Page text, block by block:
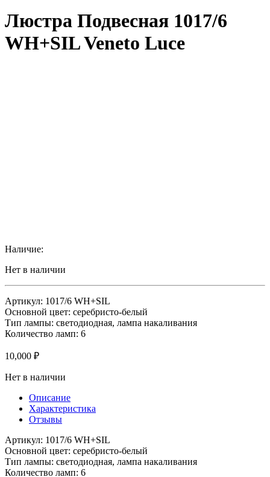
Люстра Подвесная 1017/6
WH+SIL Veneto Luce
Наличие:
Нет в наличии
Артикул: 1017/6 WH+SIL
Основной цвет: серебристо-белый
Тип лампы: светодиодная, лампа накаливания
Количество ламп: 6
10,000 ₽
Нет в наличии
Описание
Характеристика
Отзывы
Артикул: 1017/6 WH+SIL
Основной цвет: серебристо-белый
Тип лампы: светодиодная, лампа накаливания
Количество ламп: 6